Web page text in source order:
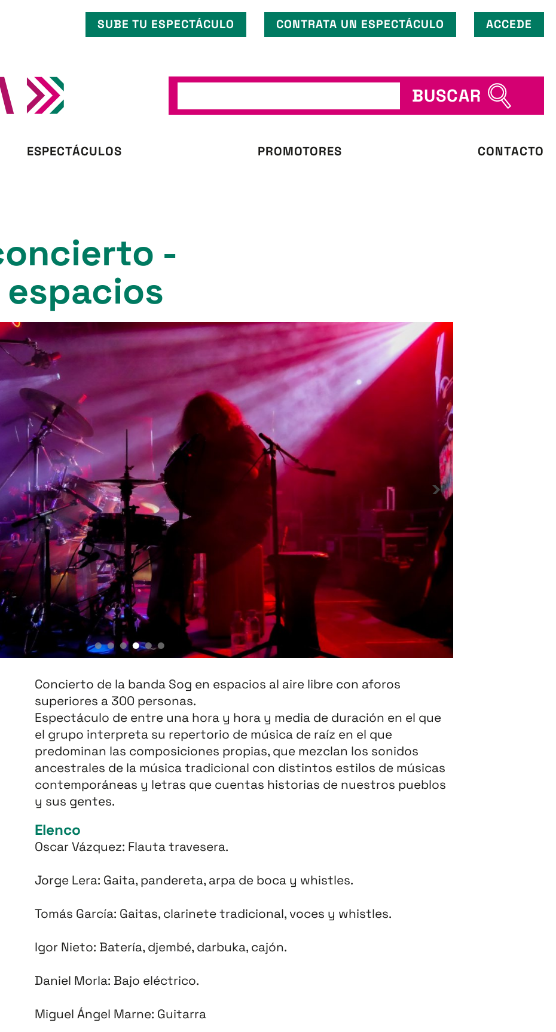
SUBE TU ESPECTÁCULO CONTRATA UN ESPECTÁCULO ACCEDE
BUSCAR
ESPECTÁCULOS PROMOTORES CONTACTO
-
Concierto de la banda Sog en espacios al aire libre con aforos
superiores a 300 personas.
Espectáculo de entre una hora y hora y media de duración en el que
el grupo interpreta su repertorio de música de raíz en el que
predominan las composiciones propias, que mezclan los sonidos
ancestrales de la música tradicional con distintos estilos de músicas
contemporáneas y letras que cuentas historias de nuestros pueblos
y sus gentes.
Elenco
Oscar Vázquez: Flauta travesera.
Jorge Lera: Gaita, pandereta, arpa de boca y whistles.
Tomás García: Gaitas, clarinete tradicional, voces y whistles.
Igor Nieto: Batería, djembé, darbuka, cajón.
Daniel Morla: Bajo eléctrico.
Miguel Ángel Marne: Guitarra